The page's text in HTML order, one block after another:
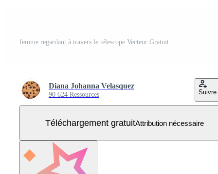
femme regardant à travers le télescope Vecteur Gratuit
Diana Johanna Velasquez
90 624 Ressources Suivre
Téléchargement gratuitAttribution nécessaire